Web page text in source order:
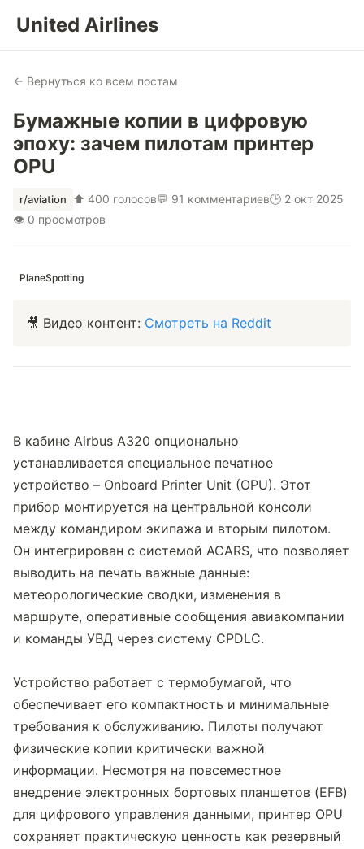
United Airlines
← Вернуться ко всем постам
Бумажные копии в цифровую
эпоху: зачем пилотам принтер
OPU
r/aviation ⬆ 400 голосов💬 91 комментариев🕒 2 окт 2025
👁 0 просмотров
PlaneSpotting
🎥 Видео контент: Смотреть на Reddit
В кабине Airbus A320 опционально
устанавливается специальное печатное
устройство – Onboard Printer Unit (OPU). Этот
прибор монтируется на центральной консоли
между командиром экипажа и вторым пилотом.
Он интегрирован с системой ACARS, что позволяет
выводить на печать важные данные:
метеорологические сводки, изменения в
маршруте, оперативные сообщения авиакомпании
и команды УВД через систему CPDLC.
Устройство работает с термобумагой, что
обеспечивает его компактность и минимальные
требования к обслуживанию. Пилоты получают
физические копии критически важной
информации. Несмотря на повсеместное
внедрение электронных бортовых планшетов (EFB)
для цифрового управления данными, принтер OPU
сохраняет практическую ценность как резервный